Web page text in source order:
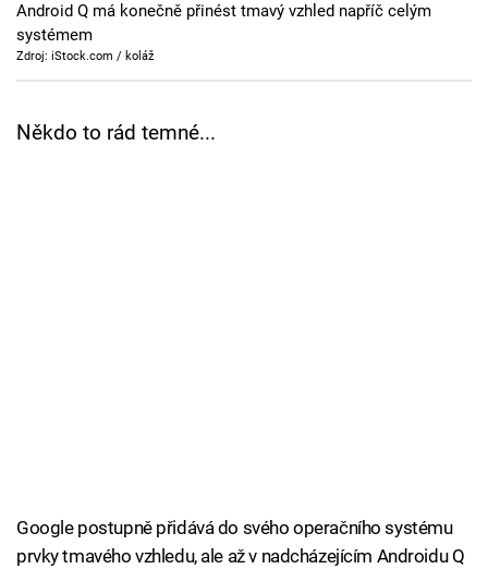
TV Program
Sledujte prima+
Android Q má konečně přinést tmavý vzhled napříč celým
systémem
Zdroj: iStock.com / koláž
Někdo to rád temné...
Google postupně přidává do svého operačního systému
prvky tmavého vzhledu, ale až v nadcházejícím Androidu Q